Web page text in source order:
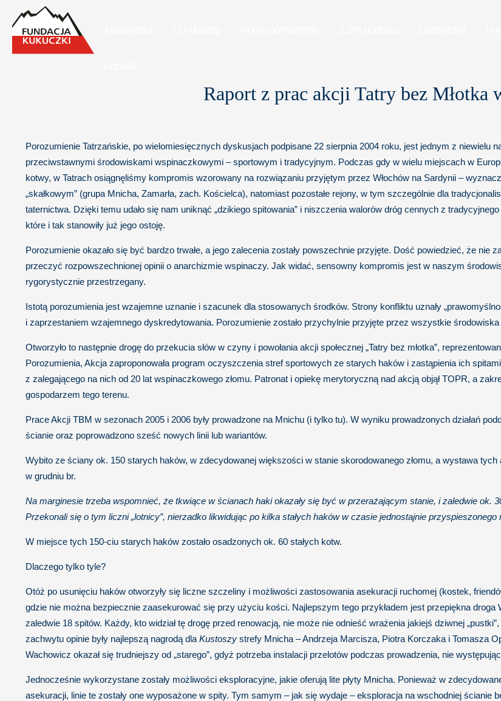
Raport z prac akcji Tatry bez Młotka
Porozumienie Tatrzańskie, po wielomiesięcznych dyskusjach podpisane 22 sierpnia 2004 roku, jest jednym z niewielu
przeciwstawnymi środowiskami wspinaczkowymi – sportowym i tradycyjnym. Podczas gdy w wielu miejscach w
kotwy, w Tatrach osiągnęliśmy kompromis wzorowany na rozwiązaniu przyjętym przez Włochów na Sardynii –
„skałkowym” (grupa Mnicha, Zamarła, zach. Kościelca), natomiast pozostałe rejony, w tym szczególnie dla
taternictwa. Dzięki temu udało się nam uniknąć „dzikiego spitowania” i niszczenia walorów dróg cennych z
które i tak stanowiły już jego ostoję.
Porozumienie okazało się być bardzo trwałe, a jego zalecenia zostały powszechnie przyjęte. Dość powiedzieć, że
przeczyć rozpowszechnionej opinii o anarchizmie wspinaczy. Jak widać, sensowny kompromis jest w naszym
rygorystycznie przestrzegany.
Istotą porozumienia jest wzajemne uznanie i szacunek dla stosowanych środków. Strony konfliktu uznały
i zaprzestaniem wzajemnego dyskredytowania. Porozumienie zostało przychylnie przyjęte przez wszystkie
Otworzyło to następnie drogę do przekucia słów w czyny i powołania akcji społecznej „Tatry bez młotka”,
Porozumienia, Akcja zaproponowała program oczyszczenia stref sportowych ze starych haków i zastąpienia ich
z zalegającego na nich od 20 lat wspinaczkowego złomu. Patronat i opiekę merytoryczną nad akcją objął TOPR, a
gospodarzem tego terenu.
Prace Akcji TBM w sezonach 2005 i 2006 były prowadzone na Mnichu (i tylko tu). W wyniku prowadzonych działań
ścianie oraz poprowadzono sześć nowych linii lub wariantów.
Wybito ze ściany ok. 150 starych haków, w zdecydowanej większości w stanie skorodowanego złomu, a wystawa
w grudniu br.
Na marginesie trzeba wspomnieć, że tkwiące w ścianach haki okazały się być w przerażającym stanie, i zaledwie ok.
Przekonali się o tym liczni „lotnicy”, nierzadko likwidując po kilka stałych haków w czasie jednostajnie przyspieszonego
W miejsce tych 150-ciu starych haków zostało osadzonych ok. 60 stałych kotw.
Dlaczego tylko tyle?
Otóż po usunięciu haków otworzyły się liczne szczeliny i możliwości zastosowania asekuracji ruchomej (kostek,
gdzie nie można bezpiecznie zaasekurować się przy użyciu kości. Najlepszym tego przykładem jest przepiękna
zaledwie 18 spitów. Każdy, kto widział tę drogę przed renowacją, nie może nie odnieść wrażenia jakiejś dziwnej
zachwytu opinie były najlepszą nagrodą dla Kustoszy strefy Mnicha – Andrzeja Marcisza, Piotra Korczaka i Tomasza
Wachowicz okazał się trudniejszy od „starego”, gdyż potrzeba instalacji przelotów podczas prowadzenia, nie
Jednocześnie wykorzystane zostały możliwości eksploracyjne, jakie oferują lite płyty Mnicha. Ponieważ w
asekuracji, linie te zostały one wyposażone w spity. Tym samym – jak się wydaje – eksploracja na wschodniej ścianie